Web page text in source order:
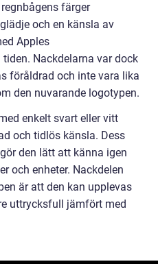
färger
och en känsla av
Apples
Nackdelarna var dock
föråldrad och inte vara lika
den nuvarande logotypen.
enkelt svart eller vitt
och tidlös känsla. Dess
den lätt att känna igen
och enheter. Nackdelen
är att den kan upplevas
uttrycksfull jämfört med